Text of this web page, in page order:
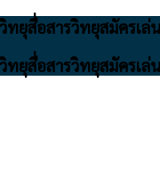
ยุสื่อสารวิทยุสมัครเล่
ยุสื่อสารวิทยุสมัครเล่